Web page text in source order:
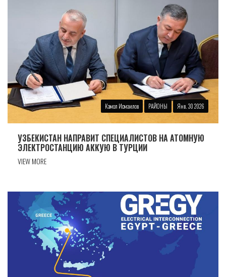
Камол Исмаилов РАЙОНЫ Янв. 30 2026
УЗБЕКИСТАН НАПРАВИТ СПЕЦИАЛИСТОВ НА АТОМНУЮ
ЭЛЕКТРОСТАНЦИЮ ​​АККУЮ В ТУРЦИИ
VIEW MORE